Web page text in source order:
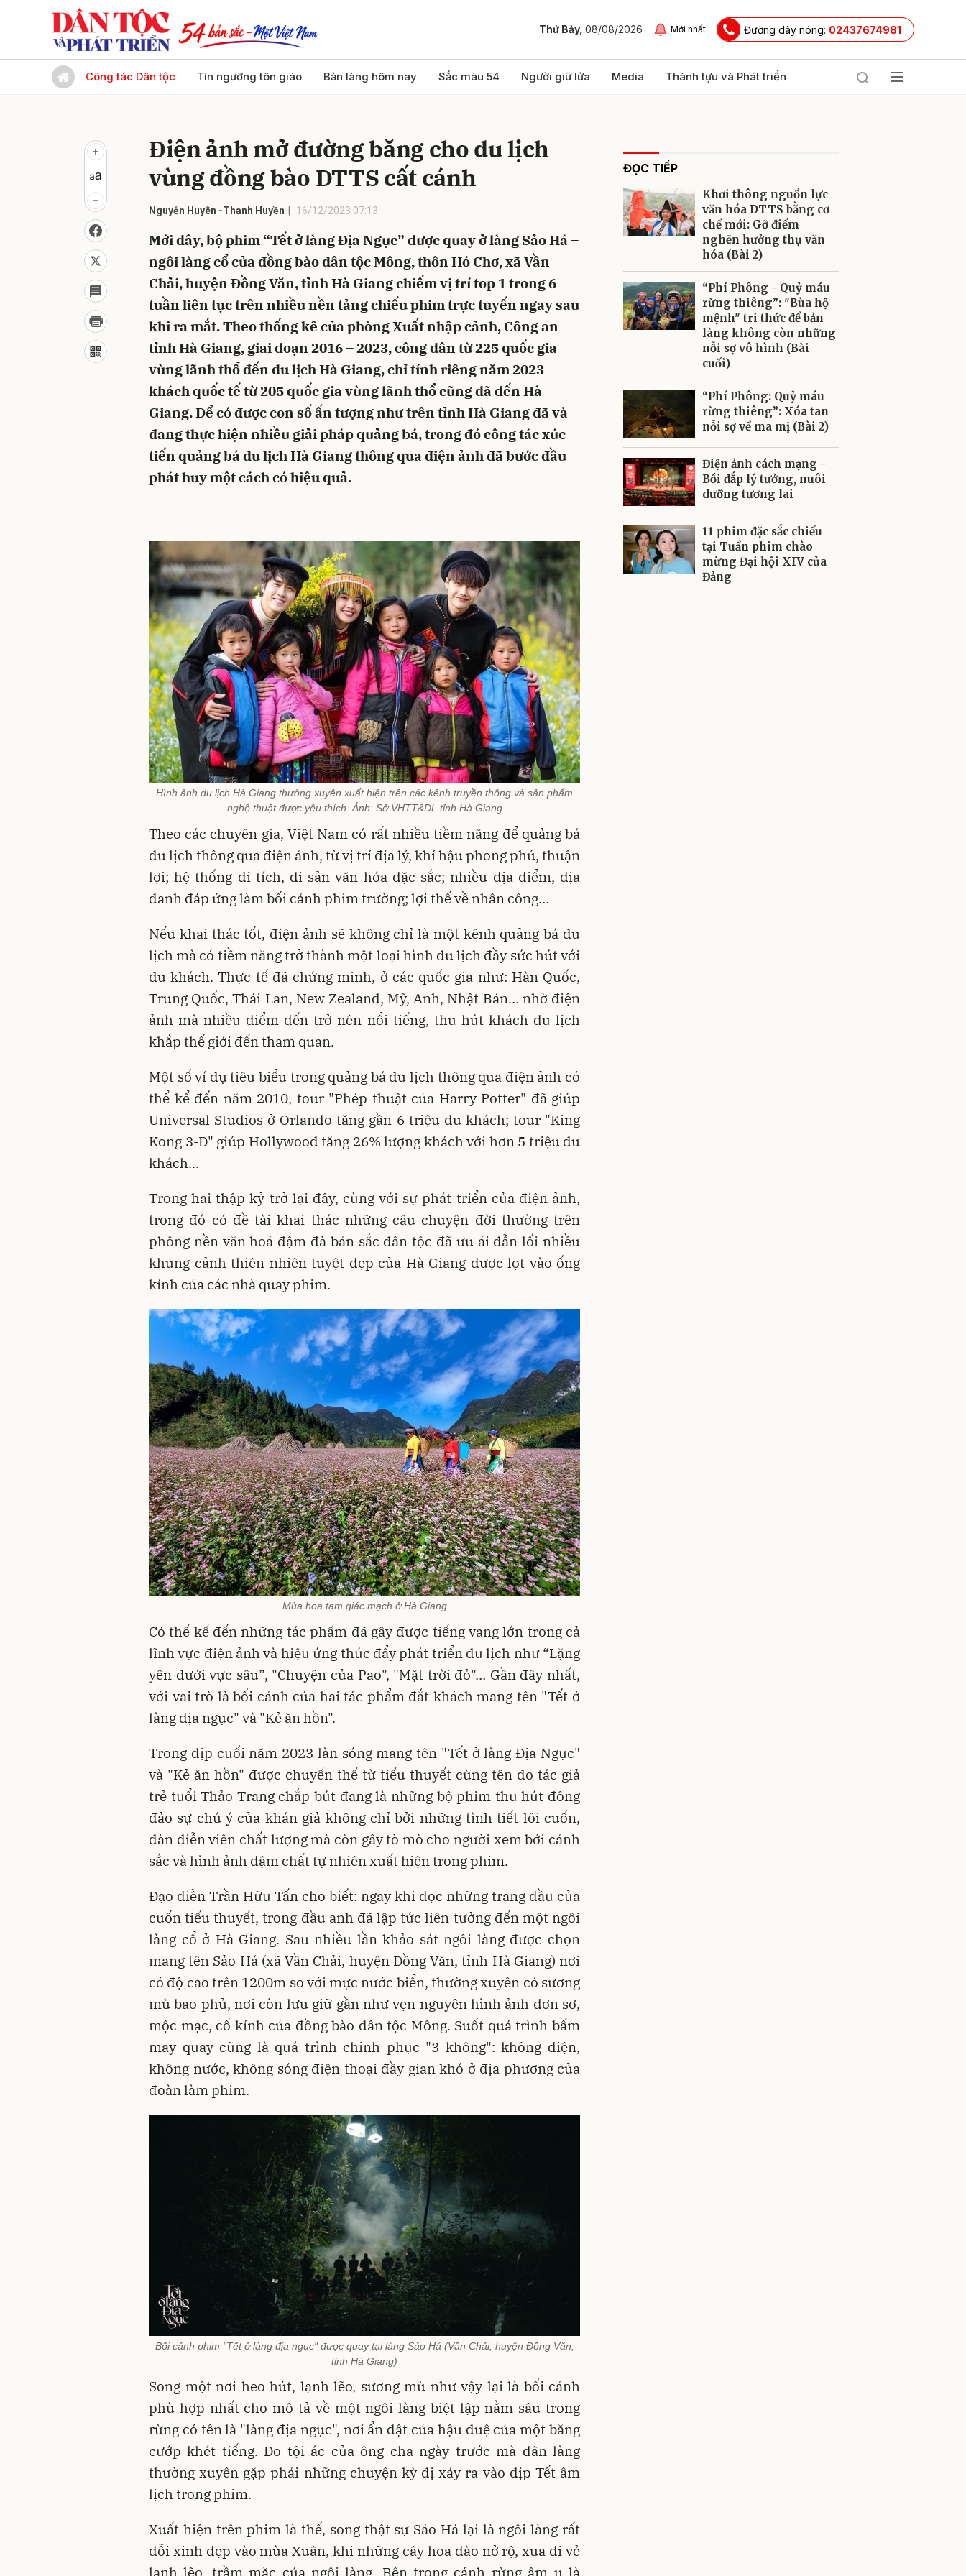
Thứ Bảy, 08/08/2026 Mới nhất Đường dây nóng: 02437674981
Công tác Dân tộc Tín ngưỡng tôn giáo Bản làng hôm nay Sắc màu 54 Người giữ lửa Media Thành tựu và Phát triển
Điện ảnh mở đường băng cho du lịch
vùng đồng bào DTTS cất cánh
Nguyễn Huyên -Thanh Huyền 16/12/2023 07:13
Mới đây, bộ phim “Tết ở làng Địa Ngục” được quay ở làng Sảo Há –
ngôi làng cổ của đồng bào dân tộc Mông, thôn Hó Chơ, xã Vần
Chải, huyện Đồng Văn, tỉnh Hà Giang chiếm vị trí top 1 trong 6
tuần liên tục trên nhiều nền tảng chiếu phim trực tuyến ngay sau
khi ra mắt. Theo thống kê của phòng Xuất nhập cảnh, Công an
tỉnh Hà Giang, giai đoạn 2016 – 2023, công dân từ 225 quốc gia
vùng lãnh thổ đến du lịch Hà Giang, chỉ tính riêng năm 2023
khách quốc tế từ 205 quốc gia vùng lãnh thổ cũng đã đến Hà
Giang. Để có được con số ấn tượng như trên tỉnh Hà Giang đã và
đang thực hiện nhiều giải pháp quảng bá, trong đó công tác xúc
tiến quảng bá du lịch Hà Giang thông qua điện ảnh đã bước đầu
phát huy một cách có hiệu quả.
Hình ảnh du lịch Hà Giang thường xuyên xuất hiện trên các kênh truyền thông và sản phẩm
nghệ thuật được yêu thích. Ảnh: Sở VHTT&DL tỉnh Hà Giang
Theo các chuyên gia, Việt Nam có rất nhiều tiềm năng để quảng bá
du lịch thông qua điện ảnh, từ vị trí địa lý, khí hậu phong phú, thuận
lợi; hệ thống di tích, di sản văn hóa đặc sắc; nhiều địa điểm, địa
danh đáp ứng làm bối cảnh phim trường; lợi thế về nhân công…
Nếu khai thác tốt, điện ảnh sẽ không chỉ là một kênh quảng bá du
lịch mà có tiềm năng trở thành một loại hình du lịch đầy sức hút với
du khách. Thực tế đã chứng minh, ở các quốc gia như: Hàn Quốc,
Trung Quốc, Thái Lan, New Zealand, Mỹ, Anh, Nhật Bản… nhờ điện
ảnh mà nhiều điểm đến trở nên nổi tiếng, thu hút khách du lịch
khắp thế giới đến tham quan.
Một số ví dụ tiêu biểu trong quảng bá du lịch thông qua điện ảnh có
thể kể đến năm 2010, tour "Phép thuật của Harry Potter" đã giúp
Universal Studios ở Orlando tăng gần 6 triệu du khách; tour "King
Kong 3-D" giúp Hollywood tăng 26% lượng khách với hơn 5 triệu du
khách...
Trong hai thập kỷ trở lại đây, cùng với sự phát triển của điện ảnh,
trong đó có đề tài khai thác những câu chuyện đời thường trên
phông nền văn hoá đậm đà bản sắc dân tộc đã ưu ái dẫn lối nhiều
khung cảnh thiên nhiên tuyệt đẹp của Hà Giang được lọt vào ống
kính của các nhà quay phim.
Mùa hoa tam giác mạch ở Hà Giang
Có thể kể đến những tác phẩm đã gây được tiếng vang lớn trong cả
lĩnh vực điện ảnh và hiệu ứng thúc đẩy phát triển du lịch như “Lặng
yên dưới vực sâu”, "Chuyện của Pao", "Mặt trời đỏ"… Gần đây nhất,
với vai trò là bối cảnh của hai tác phẩm đắt khách mang tên "Tết ở
làng địa ngục" và "Kẻ ăn hồn".
Trong dịp cuối năm 2023 làn sóng mang tên "Tết ở làng Địa Ngục"
và "Kẻ ăn hồn" được chuyển thể từ tiểu thuyết cùng tên do tác giả
trẻ tuổi Thảo Trang chắp bút đang là những bộ phim thu hút đông
đảo sự chú ý của khán giả không chỉ bởi những tình tiết lôi cuốn,
dàn diễn viên chất lượng mà còn gây tò mò cho người xem bởi cảnh
sắc và hình ảnh đậm chất tự nhiên xuất hiện trong phim.
Đạo diễn Trần Hữu Tấn cho biết: ngay khi đọc những trang đầu của
cuốn tiểu thuyết, trong đầu anh đã lập tức liên tưởng đến một ngôi
làng cổ ở Hà Giang. Sau nhiều lần khảo sát ngôi làng được chọn
mang tên Sảo Há (xã Vần Chải, huyện Đồng Văn, tỉnh Hà Giang) nơi
có độ cao trên 1200m so với mực nước biển, thường xuyên có sương
mù bao phủ, nơi còn lưu giữ gần như vẹn nguyên hình ảnh đơn sơ,
mộc mạc, cổ kính của đồng bào dân tộc Mông. Suốt quá trình bấm
may quay cũng là quá trình chinh phục "3 không": không điện,
không nước, không sóng điện thoại đầy gian khó ở địa phương của
đoàn làm phim.
Bối cảnh phim "Tết ở làng địa ngục" được quay tại làng Sảo Há (Vần Chải, huyện Đồng Văn,
tỉnh Hà Giang)
Song một nơi heo hút, lạnh lẽo, sương mù như vậy lại là bối cảnh
phù hợp nhất cho mô tả về một ngôi làng biệt lập nằm sâu trong
rừng có tên là "làng địa ngục", nơi ẩn dật của hậu duệ của một băng
cướp khét tiếng. Do tội ác của ông cha ngày trước mà dân làng
thường xuyên gặp phải những chuyện kỳ dị xảy ra vào dịp Tết âm
lịch trong phim.
Xuất hiện trên phim là thế, song thật sự​ Sảo Há lại là ngôi làng rất
đỗi xinh đẹp vào mùa Xuân, khi những cây hoa đào nở rộ, xua đi vẻ
ĐỌC TIẾP
Khơi thông nguồn lực
văn hóa DTTS bằng cơ
chế mới: Gỡ điểm
nghẽn hưởng thụ văn
hóa (Bài 2)
“Phí Phông - Quỷ máu
rừng thiêng”: "Bùa hộ
mệnh" tri thức để bản
làng không còn những
nỗi sợ vô hình (Bài
cuối)
“Phí Phông: Quỷ máu
rừng thiêng”: Xóa tan
nỗi sợ về ma mị (Bài 2)
Điện ảnh cách mạng -
Bồi đắp lý tưởng, nuôi
dưỡng tương lai
11 phim đặc sắc chiếu
tại Tuần phim chào
mừng Đại hội XIV của
Đảng
Gửi bình luận
Hủy Gửi